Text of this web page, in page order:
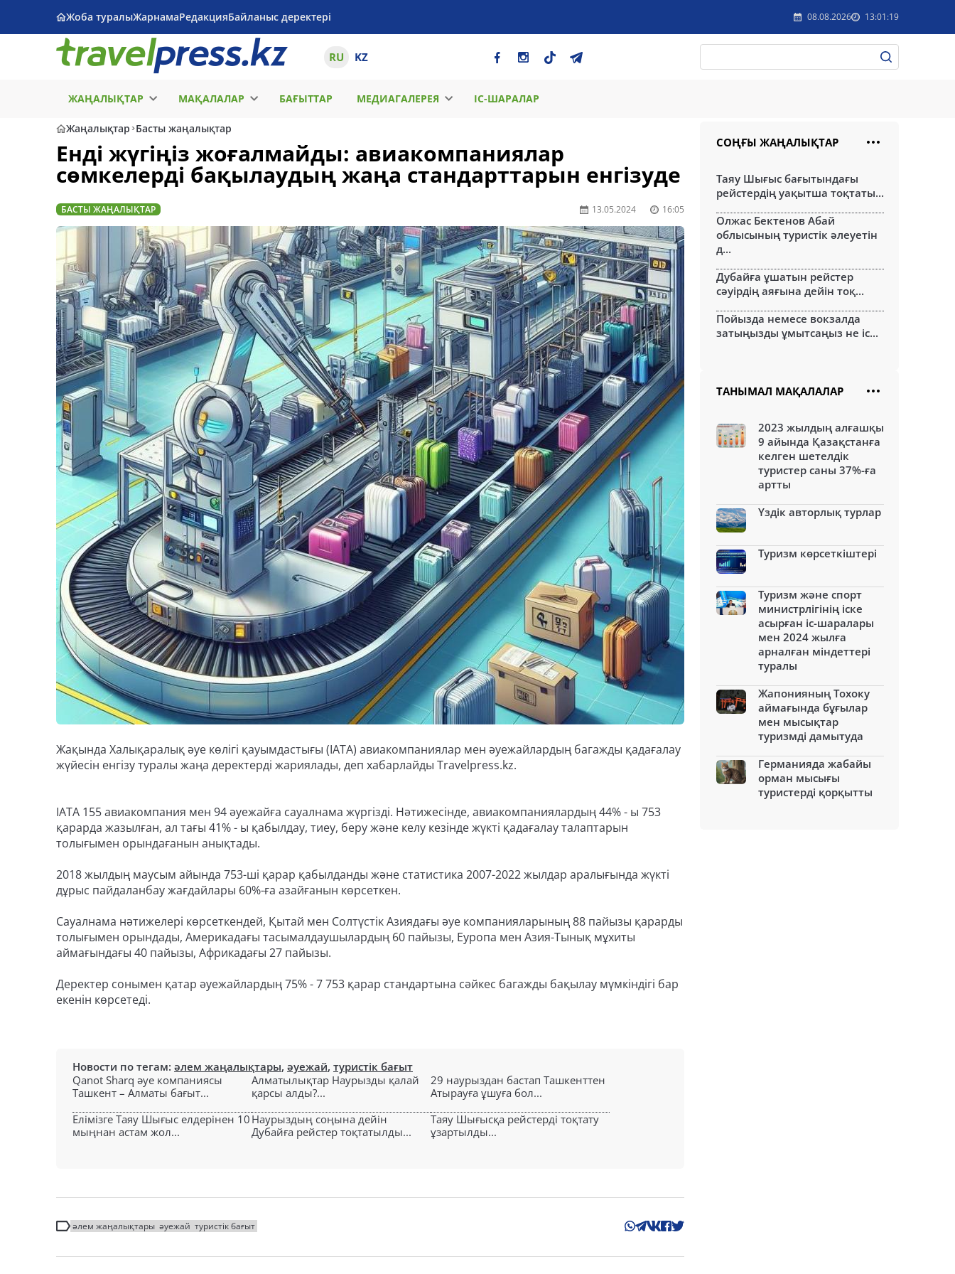
Жоба туралыЖарнамаРедакцияБайланыс деректері 08.08.2026 13:01:19
RU KZ
ЖАҢАЛЫҚТАР МАҚАЛАЛАР БАҒЫТТАР МЕДИАГАЛЕРЕЯ ІС-ШАРАЛАР
Жаңалықтар Басты жаңалықтар
Енді жүгіңіз жоғалмайды: авиакомпаниялар
сөмкелерді бақылаудың жаңа стандарттарын енгізуде
БАСТЫ ЖАҢАЛЫҚТАР 13.05.2024 16:05
Жақында Халықаралық әуе көлігі қауымдастығы (IATA) авиакомпаниялар мен әуежайлардың багажды қадағалау
жүйесін енгізу туралы жаңа деректерді жариялады, деп хабарлайды Travelpress.kz.
IATA 155 авиакомпания мен 94 әуежайға сауалнама жүргізді. Нәтижесінде, авиакомпаниялардың 44% - ы 753
қарарда жазылған, ал тағы 41% - ы қабылдау, тиеу, беру және келу кезінде жүкті қадағалау талаптарын
толығымен орындағанын анықтады.
2018 жылдың маусым айында 753-ші қарар қабылданды және статистика 2007-2022 жылдар аралығында жүкті
дұрыс пайдаланбау жағдайлары 60%-ға азайғанын көрсеткен.
Сауалнама нәтижелері көрсеткендей, Қытай мен Солтүстік Азиядағы әуе компанияларының 88 пайызы қарарды
толығымен орындады, Америкадағы тасымалдаушылардың 60 пайызы, Еуропа мен Азия-Тынық мұхиты
аймағындағы 40 пайызы, Африкадағы 27 пайызы.
Деректер сонымен қатар әуежайлардың 75% - 7 753 қарар стандартына сәйкес багажды бақылау мүмкіндігі бар
екенін көрсетеді.
Новости по тегам: әлем жаңалықтары, әуежай, туристік бағыт
Qanot Sharq әуе компаниясы
Ташкент – Алматы бағыт...
Алматылықтар Наурызды қалай
қарсы алды?...
29 наурыздан бастап Ташкенттен
Атырауға ұшуға бол...
Елімізге Таяу Шығыс елдерінен 10
мыңнан астам жол...
Наурыздың соңына дейін
Дубайға рейстер тоқтатылды...
Таяу Шығысқа рейстерді тоқтату
ұзартылды...
әлем жаңалықтары әуежай туристік бағыт
СОҢҒЫ ЖАҢАЛЫҚТАР
Таяу Шығыс бағытындағы
рейстердің уақытша тоқтаты...
Олжас Бектенов Абай
облысының туристік әлеуетін
д...
Дубайға ұшатын рейстер
сәуірдің аяғына дейін тоқ...
Пойызда немесе вокзалда
затыңызды ұмытсаңыз не іс...
ТАНЫМАЛ МАҚАЛАЛАР
2023 жылдың алғашқы
9 айында Қазақстанға
келген шетелдік
туристер саны 37%-ға
артты
Үздік авторлық турлар
Туризм көрсеткіштері
Туризм және спорт
министрлігінің іске
асырған іс-шаралары
мен 2024 жылға
арналған міндеттері
туралы
Жапонияның Тохоку
аймағында бұғылар
мен мысықтар
туризмді дамытуда
Германияда жабайы
орман мысығы
туристерді қорқытты